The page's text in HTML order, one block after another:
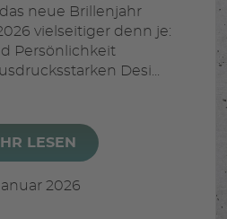
neue Brillenjahr
vielseitiger denn je:
Persönlichkeit
Desi...
LESEN
2026